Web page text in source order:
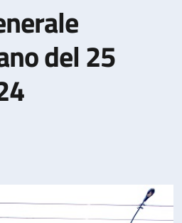
del 25